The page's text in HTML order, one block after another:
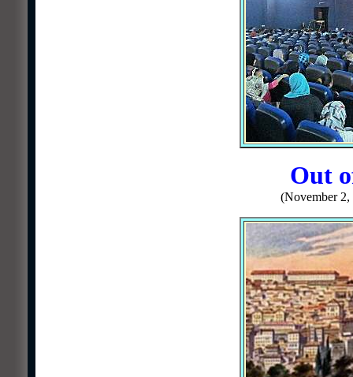
Out
(November 2,